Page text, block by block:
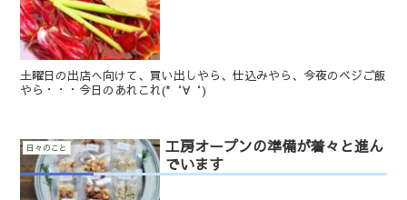
土曜日の出店へ向けて、買い出しやら、仕込みやら、今夜のベジご飯
やら・・・今日のあれこれ(*‘∀‘)
日々のこと
工房オープンの準備が着々と進ん
でいます